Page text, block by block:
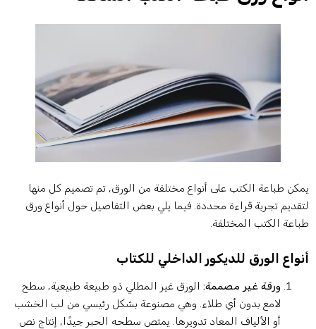
طباعة الكتب على أنواع مختلفة من الورق, تم تصميم كل منها
تجربة قراءة محددة. فيما يلي بعض التفاصيل حول أنواع ورق
الكتب المختلفة.
الورق للديكور الداخلي للكتاب
ورقة غير مصممة:الورق غير المطلي ذو طبيعة طبيعية, سطح
لامع بدون أي طلاء. وهي مصنوعة بشكل رئيسي من لب الخشب
أو الألياف المعاد تدويرها. يمتص سطحه الحبر جيدًا, إنتاج نص